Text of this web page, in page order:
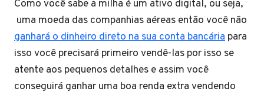
Como você sabe a milha é um ativo digital, ou seja,
uma moeda das companhias aéreas então você não
ganhará o dinheiro direto na sua conta bancária para
isso você precisará primeiro vendê-las por isso se
atente aos pequenos detalhes e assim você
conseguirá ganhar uma boa renda extra vendendo